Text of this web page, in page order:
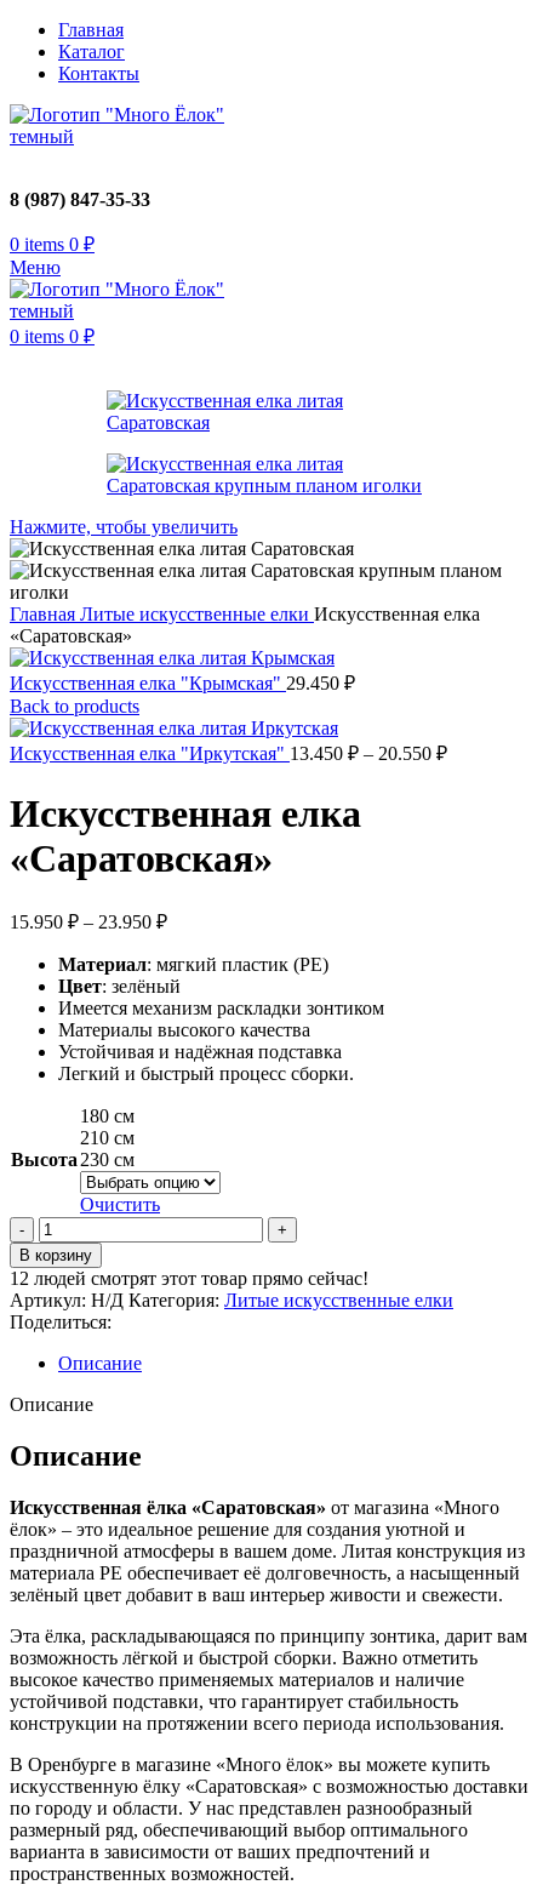
Главная
Каталог
Контакты
8 (987) 847-35-33
0 items 0 ₽
Меню
0 items 0 ₽
Нажмите, чтобы увеличить
Главная Литые искусственные елки Искусственная елка
«Саратовская»
Искусственная елка "Крымская" 29.450 ₽
Back to products
Искусственная елка "Иркутская" 13.450 ₽ – 20.550 ₽Диапазон
Искусственная елка
«Саратовская»
15.950 ₽ – 23.950 ₽Диапазон
15.950 ₽
–
23.950 ₽
Материал: мягкий пластик (PE)
Цвет: зелёный
Имеется механизм раскладки зонтиком
Материалы высокого качества
Устойчивая и надёжная подставка
Легкий и быстрый процесс сборки.
Высота
180 см
210 см
230 см
Очистить
Количество
товара
Искусственная
елка
"Саратовская"
В корзину
12 людей смотрят этот товар прямо сейчас!
Артикул: Н/Д Категория: Литые искусственные елки
Поделиться:
Описание
Описание
Описание
Искусственная ёлка «Саратовская» от магазина «Много
ёлок» – это идеальное решение для создания уютной и
праздничной атмосферы в вашем доме. Литая конструкция из
материала РЕ обеспечивает её долговечность, а насыщенный
зелёный цвет добавит в ваш интерьер живости и свежести.
Эта ёлка, раскладывающаяся по принципу зонтика, дарит вам
возможность лёгкой и быстрой сборки. Важно отметить
высокое качество применяемых материалов и наличие
устойчивой подставки, что гарантирует стабильность
конструкции на протяжении всего периода использования.
В Оренбурге в магазине «Много ёлок» вы можете купить
искусственную ёлку «Саратовская» с возможностью доставки
по городу и области. У нас представлен разнообразный
размерный ряд, обеспечивающий выбор оптимального
варианта в зависимости от ваших предпочтений и
пространственных возможностей.